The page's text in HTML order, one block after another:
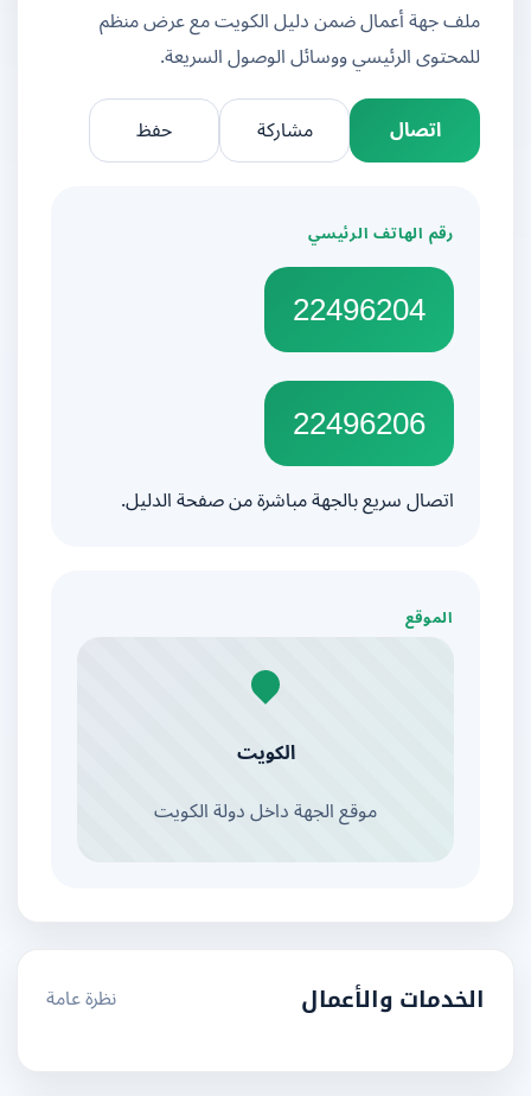
ملف جهة أعمال ضمن دليل الكويت مع عرض منظم
للمحتوى الرئيسي ووسائل الوصول السريعة.
اتصال
مشاركة
رقم الهاتف الرئيسي
22496204
22496206
اتصال سريع بالجهة مباشرة من صفحة الدليل.
الموقع
الكويت
موقع الجهة داخل دولة الكويت
الخدمات والأعمال نظرة عامة